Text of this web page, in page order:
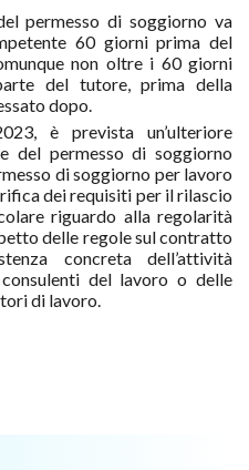
permesso di soggiorno va
60 giorni prima del
non oltre i 60 giorni
del tutore, prima della
dopo.
è prevista un’ulteriore
del permesso di soggiorno
di soggiorno per lavoro
dei requisiti per il rilascio
riguardo alla regolarità
delle regole sul contratto
concreta dell’attività
del lavoro o delle
di lavoro.